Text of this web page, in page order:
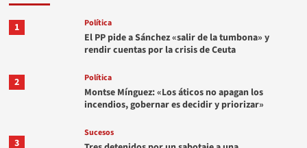
1 Política
El PP pide a Sánchez «salir de la tumbona» y
rendir cuentas por la crisis de Ceuta
2 Política
Montse Mínguez: «Los áticos no apagan los
incendios, gobernar es decidir y priorizar»
3
Sucesos